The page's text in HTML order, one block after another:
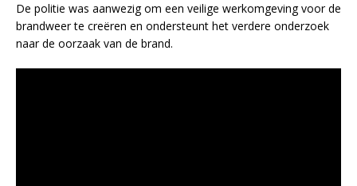
De politie was aanwezig om een veilige werkomgeving voor de
brandweer te creëren en ondersteunt het verdere onderzoek
naar de oorzaak van de brand.